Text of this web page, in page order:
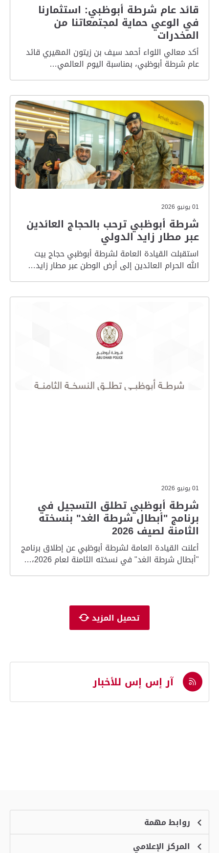
قائد عام شرطة أبوظبي: استثمارنا
في الوعي حماية لمجتمعاتنا من
المخدرات
أكد معالي اللواء أحمد سيف بن زيتون المهيري قائد
عام شرطة أبوظبي، بمناسبة اليوم العالمي…
01 يونيو 2026
شرطة أبوظبي ترحب بالحجاج العائدين
عبر مطار زايد الدولي
استقبلت القيادة العامة لشرطة أبوظبي حجاج بيت
الله الحرام العائدين إلى أرض الوطن عبر مطار زايد…
01 يونيو 2026
شرطة أبوظبي تطلق التسجيل في
برنامج "أبطال شرطة الغد" بنسخته
الثامنة لصيف 2026
أعلنت القيادة العامة لشرطة أبوظبي عن إطلاق برنامج
"أبطال شرطة الغد" في نسخته الثامنة لعام 2026،…
آر إس إس للأخبار
روابط مهمة
الشكاوىالمركز الإعلامي